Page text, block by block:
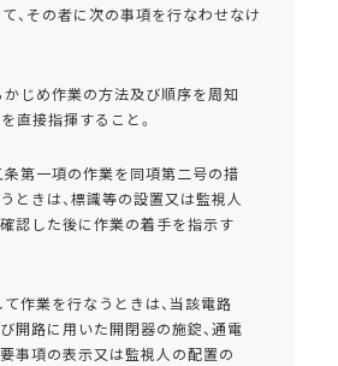
、その者に次の事項を行なわせなけ
じめ作業の方法及び順序を周知
直接指揮すること。
条第一項の作業を同項第二号の措
ときは、標識等の設置又は監視人
認した後に作業の着手を指示す
作業を行なうときは、当該電路
開路に用いた開閉器の施錠、通電
事項の表示又は監視人の配置の